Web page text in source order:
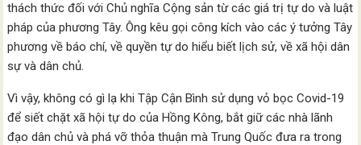
thách thức đối với Chủ nghĩa Cộng sản từ các giá trị tự do và luật
pháp của phương Tây. Ông kêu gọi công kích vào các ý tưởng Tây
phương về báo chí, về quyền tự do hiểu biết lịch sử, về xã hội dân
sự và dân chủ.
Vì vậy, không có gì lạ khi Tập Cận Bình sử dụng vỏ bọc Covid-19
để siết chặt xã hội tự do của Hồng Kông, bắt giữ các nhà lãnh
đạo dân chủ và phá vỡ thỏa thuận mà Trung Quốc đưa ra trong